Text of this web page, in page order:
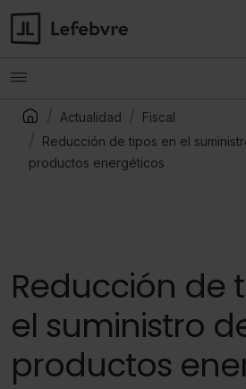
Actualidad
Fiscal
Reducción de tipos en el
productos energéticos
Reducción de
el suministro
productos